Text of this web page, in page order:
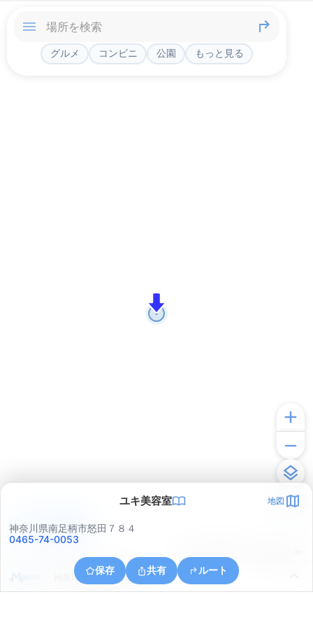
グルメ コンビニ 公園 もっと見る
ユキ美容室 地図
神奈川県南足柄市怒田７８４
0465-74-0053
保存 共有 ルート
神奈川県南足柄市狩野
アプリで見る